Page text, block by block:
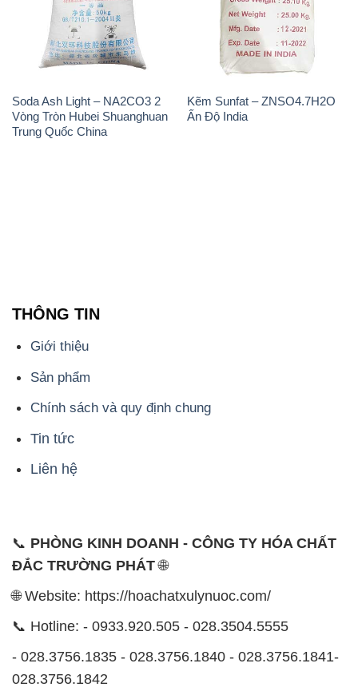
THÔNG TIN
Giới thiệu
Chính sách và quy định chung
🌐 Website: https://hoachatxulynuoc.com/
028.3756.1842
- 0932.660.696 - 0901.326.566 - 0906.387.866 -
0902.765.866
📧 Email: hoachat@dactruongphat.vn
1229C Quốc lộ 1A, Phường Bình Trị Đông B,
Quận Bình Tân, TP. Hồ Chí Minh
PHÁT